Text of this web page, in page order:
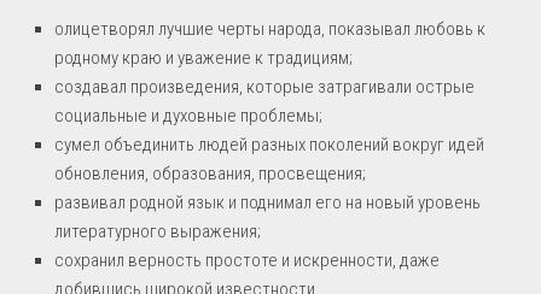
олицетворял лучшие черты народа, показывал любовь к
родному краю и уважение к традициям;
создавал произведения, которые затрагивали острые
социальные и духовные проблемы;
сумел объединить людей разных поколений вокруг идей
обновления, образования, просвещения;
развивал родной язык и поднимал его на новый уровень
литературного выражения;
сохранил верность простоте и искренности, даже
добившись широкой известности.